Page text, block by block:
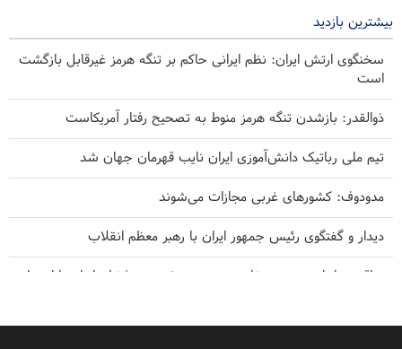
بیشترین بازدید
سخنگوی ارتش ایران: نظم ایرانی حاکم بر تنگه هرمز غیرقابل بازگشت
است
ذوالقدر: بازشدن تنگه هرمز منوط به تصحیح رفتار آمریکاست
تیم ملی رباتیک دانش‌آموزی ایران نایب قهرمان جهان شد
مدودوف: کشورهای غربی مجازات می‌شوند
دیدار و گفتگوی رئیس جمهور ایران با رهبر معظم انقلاب
عراقچی: ایران بر عهد مقاومت خود به رغم همه فشارها پابرجا ایستاده